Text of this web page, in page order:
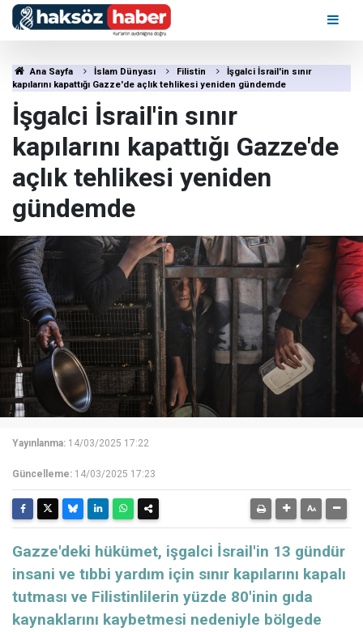
Ana Sayfa İslam Dünyası Filistin
İşgalci İsrail'in sınır
kapılarını kapattığı Gazze'de açlık tehlikesi yeniden gündemde
İşgalci İsrail'in sınır
kapılarını kapattığı Gazze'de
açlık tehlikesi yeniden
gündemde
Yayınlanma: 14/03/2025 17:22
Güncelleme: 14/03/2025 17:23
Gazze'deki hükümet, işgalci İsrail'in 13 gündür
insani ve tıbbi yardım için sınır kapılarını kapalı
tutması ve Filistinlilerin yüzde 80'inin gıda
kaynaklarını kaybetmesi nedeniyle bölgede